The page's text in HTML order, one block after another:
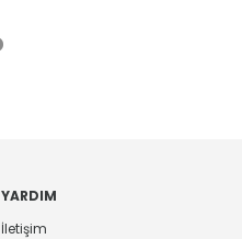
YARDIM
İletişim